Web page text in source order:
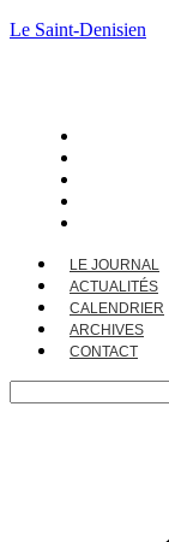
Le Saint-Denisien
LE JOURNAL
ACTUALITÉS
CALENDRIER
ARCHIVES
CONTACT